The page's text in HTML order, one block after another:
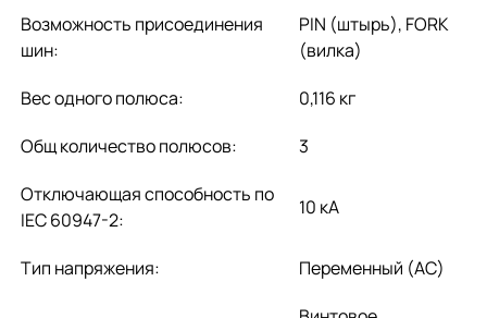
Возможность присоединения
шин:
PIN (штырь), FORK
(вилка)
Вес одного полюса:
0,116 кг
Общ количество полюсов:
3
Отключающая способность по
IEC 60947-2:
10 кА
Тип напряжения: Переменный (AC)